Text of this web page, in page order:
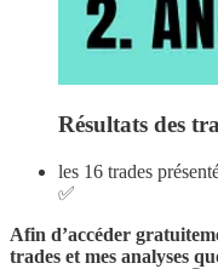
Résultats des
les 16 trades
✅
Afin d’accéder
trades et mes analyses